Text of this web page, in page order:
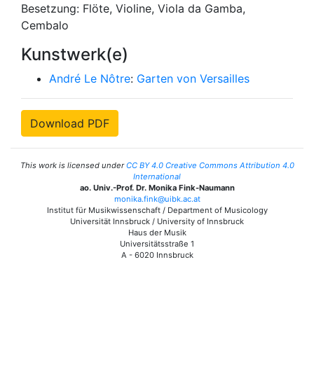
Besetzung: Flöte, Violine, Viola da Gamba,
Cembalo
Kunstwerk(e)
André Le Nôtre: Garten von Versailles
Download PDF
This work is licensed underCC BY 4.0 Creative Commons Attribution 4.0
International
ao. Univ.-Prof. Dr. Monika Fink-Naumann
monika.fink@uibk.ac.at
Institut für Musikwissenschaft / Department of Musicology
Universität Innsbruck / University of Innsbruck
Haus der Musik
Universitätsstraße 1
A - 6020 Innsbruck